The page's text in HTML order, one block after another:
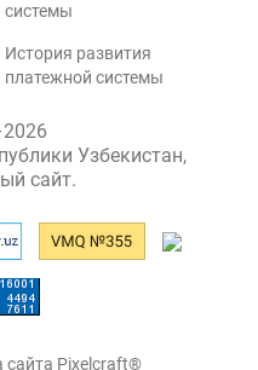
системы
История развития
платежной системы
Узбекистан,
сайт.
сайта Pixelcraft®